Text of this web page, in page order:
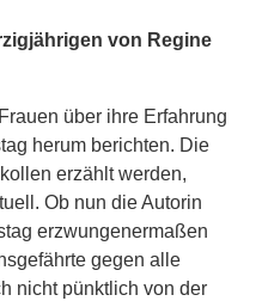
von Regine
über ihre Erfahrung
herum berichten. Die
erzählt werden,
Ob nun die Autorin
erzwungenermaßen
gegen alle
nicht pünktlich von der